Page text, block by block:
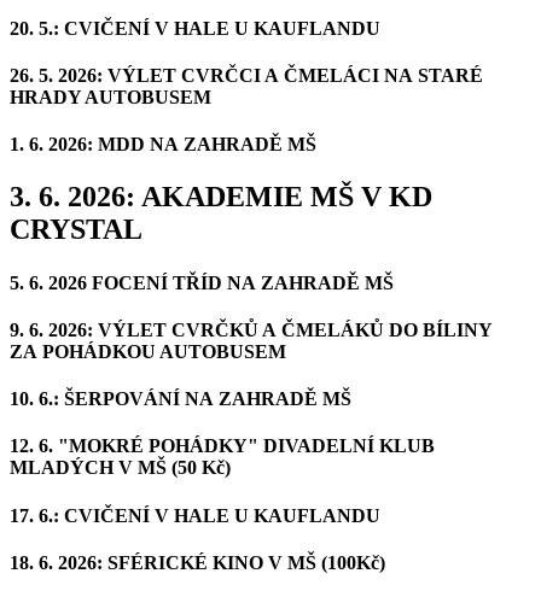
20. 5.: CVIČENÍ V HALE U KAUFLANDU
26. 5. 2026: VÝLET CVRČCI A ČMELÁCI NA STARÉ
HRADY AUTOBUSEM
1. 6. 2026: MDD NA ZAHRADĚ MŠ
3. 6. 2026: AKADEMIE MŠ V KD
CRYSTAL
5. 6. 2026 FOCENÍ TŘÍD NA ZAHRADĚ MŠ
9. 6. 2026: VÝLET CVRČKŮ A ČMELÁKŮ DO BÍLINY
ZA POHÁDKOU AUTOBUSEM
10. 6.: ŠERPOVÁNÍ NA ZAHRADĚ MŠ
12. 6. "MOKRÉ POHÁDKY" DIVADELNÍ KLUB
MLADÝCH V MŠ (50 Kč)
17. 6.: CVIČENÍ V HALE U KAUFLANDU
18. 6. 2026: SFÉRICKÉ KINO V MŠ (100Kč)